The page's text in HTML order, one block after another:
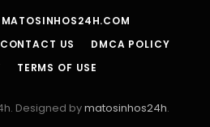
CONTACT US
DMCA POLICY
TERMS OF USE
Designed bymatosinhos24h.